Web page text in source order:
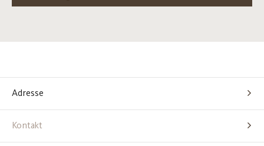
Adresse
Kontakt